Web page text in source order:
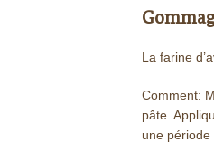
La farine
Comment:
pâte.
une période